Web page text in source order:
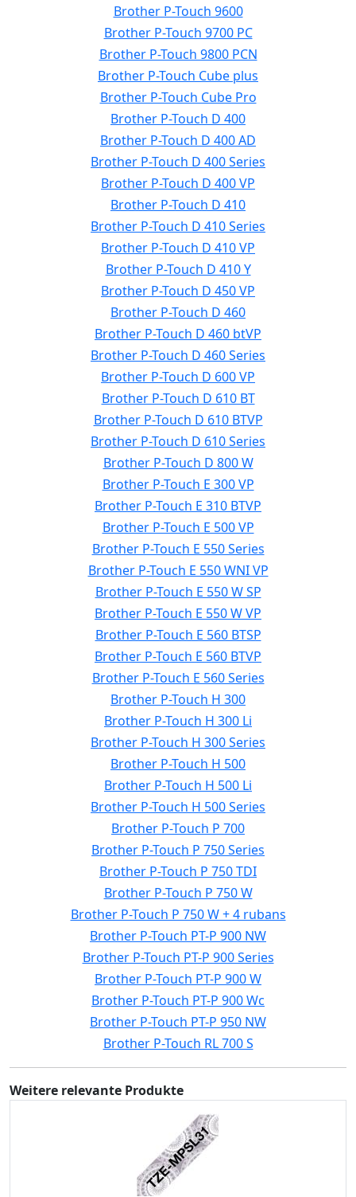
Brother P-Touch 9600
Brother P-Touch 9700 PC
Brother P-Touch 9800 PCN
Brother P-Touch Cube plus
Brother P-Touch Cube Pro
Brother P-Touch D 400
Brother P-Touch D 400 AD
Brother P-Touch D 400 Series
Brother P-Touch D 400 VP
Brother P-Touch D 410
Brother P-Touch D 410 Series
Brother P-Touch D 410 VP
Brother P-Touch D 410 Y
Brother P-Touch D 450 VP
Brother P-Touch D 460
Brother P-Touch D 460 btVP
Brother P-Touch D 460 Series
Brother P-Touch D 600 VP
Brother P-Touch D 610 BT
Brother P-Touch D 610 BTVP
Brother P-Touch D 610 Series
Brother P-Touch D 800 W
Brother P-Touch E 300 VP
Brother P-Touch E 310 BTVP
Brother P-Touch E 500 VP
Brother P-Touch E 550 Series
Brother P-Touch E 550 WNI VP
Brother P-Touch E 550 W SP
Brother P-Touch E 550 W VP
Brother P-Touch E 560 BTSP
Brother P-Touch E 560 BTVP
Brother P-Touch E 560 Series
Brother P-Touch H 300
Brother P-Touch H 300 Li
Brother P-Touch H 300 Series
Brother P-Touch H 500
Brother P-Touch H 500 Li
Brother P-Touch H 500 Series
Brother P-Touch P 700
Brother P-Touch P 750 Series
Brother P-Touch P 750 TDI
Brother P-Touch P 750 W
Brother P-Touch P 750 W + 4 rubans
Brother P-Touch PT-P 900 NW
Brother P-Touch PT-P 900 Series
Brother P-Touch PT-P 900 W
Brother P-Touch PT-P 900 Wc
Brother P-Touch PT-P 950 NW
Brother P-Touch RL 700 S
Weitere relevante Produkte